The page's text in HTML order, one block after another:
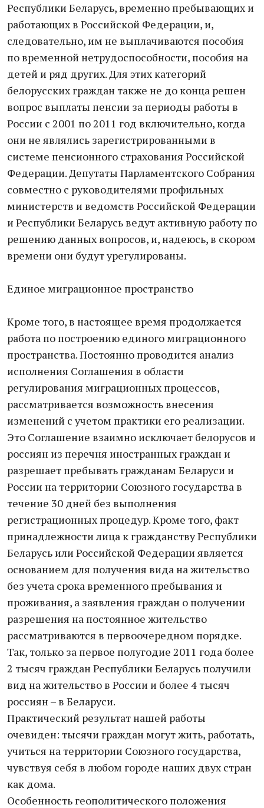
Республики Беларусь, временно пребывающих и
работающих в Российской Федерации, и,
следовательно, им не выплачиваются пособия
по временной нетрудоспособности, пособия на
детей и ряд других. Для этих категорий
белорусских граждан также не до конца решен
вопрос выплаты пенсии за периоды работы в
России с 2001 по 2011 год включительно, когда
они не являлись зарегистрированными в
системе пенсионного страхования Российской
Федерации. Депутаты Парламентского Собрания
совместно с руководителями профильных
министерств и ведомств Российской Федерации
и Республики Беларусь ведут активную работу по
решению данных вопросов, и, надеюсь, в скором
времени они будут урегулированы.
Единое миграционное пространство
Кроме того, в настоящее время продолжается
работа по построению единого миграционного
пространства. Постоянно проводится анализ
исполнения Соглашения в области
регулирования миграционных процессов,
рассматривается возможность внесения
изменений с учетом практики его реализации.
Это Соглашение взаимно исключает белорусов и
россиян из перечня иностранных граждан и
разрешает пребывать гражданам Беларуси и
России на территории Союзного государства в
течение 30 дней без выполнения
регистрационных процедур. Кроме того, факт
принадлежности лица к гражданству Республики
Беларусь или Российской Федерации является
основанием для получения вида на жительство
без учета срока временного пребывания и
проживания, а заявления граждан о получении
разрешения на постоянное жительство
рассматриваются в первоочередном порядке.
Так, только за первое полугодие 2011 года более
2 тысяч граждан Республики Беларусь получили
вид на жительство в России и более 4 тысяч
россиян – в Беларуси.
Практический результат нашей работы
очевиден: тысячи граждан могут жить, работать,
учиться на территории Союзного государства,
чувствуя себя в любом городе наших двух стран
как дома.
Особенность геополитического положения